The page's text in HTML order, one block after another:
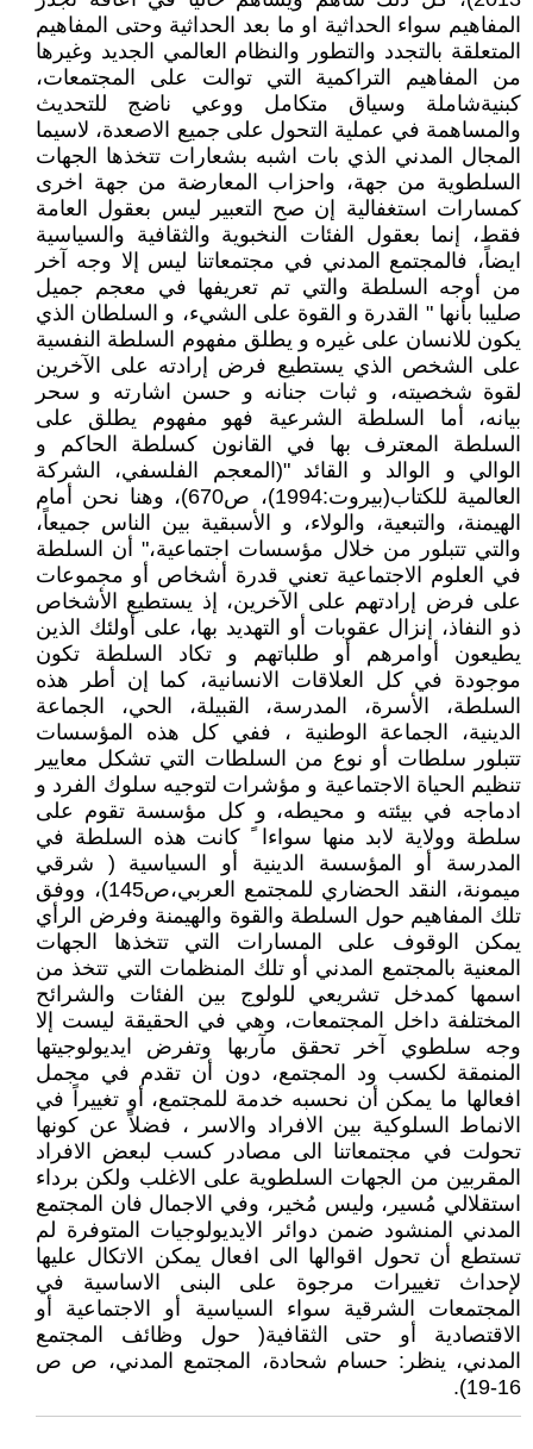
المفاهيم سواء الحداثية او ما بعد الحداثية وحتى المفاهيم
المتعلقة بالتجدد والتطور والنظام العالمي الجديد وغيرها
من المفاهيم التراكمية التي توالت على المجتمعات،
كبنيةشاملة وسياق متكامل ووعي ناضج للتحديث
والمساهمة في عملية التحول على جميع الاصعدة، لاسيما
المجال المدني الذي بات اشبه بشعارات تتخذها الجهات
السلطوية من جهة، واحزاب المعارضة من جهة اخرى
كمسارات استغفالية إن صح التعبير ليس بعقول العامة
فقط، إنما بعقول الفئات النخبوية والثقافية والسياسية
ايضاً، فالمجتمع المدني في مجتمعاتنا ليس إلا وجه آخر
من أوجه السلطة والتي تم تعريفها في معجم جميل
صليبا بأنها " القدرة و القوة على الشيء، و السلطان الذي
يكون للانسان على غيره و يطلق مفهوم السلطة النفسية
على الشخص الذي يستطيع فرض إرادته على الآخرين
لقوة شخصيته، و ثبات جنانه و حسن اشارته و سحر
بيانه، أما السلطة الشرعية فهو مفهوم يطلق على
السلطة المعترف بها في القانون كسلطة الحاكم و
الوالي و الوالد و القائد "(المعجم الفلسفي، الشركة
العالمية للكتاب(بيروت:1994)، ص670)، وهنا نحن أمام
الهيمنة، والتبعية، والولاء، و الأسبقية بين الناس جميعاً،
والتي تتبلور من خلال مؤسسات اجتماعية،" أن السلطة
في العلوم الاجتماعية تعني قدرة أشخاص أو مجموعات
على فرض إرادتهم على الآخرين، إذ يستطيع الأشخاص
ذو النفاذ، إنزال عقوبات أو التهديد بها، على أولئك الذين
يطيعون أوامرهم أو طلباتهم و تكاد السلطة تكون
موجودة في كل العلاقات الانسانية، كما إن أطر هذه
السلطة، الأسرة، المدرسة، القبيلة، الحي، الجماعة
الدينية، الجماعة الوطنية ، ففي كل هذه المؤسسات
تتبلور سلطات أو نوع من السلطات التي تشكل معايير
تنظيم الحياة الاجتماعية و مؤشرات لتوجيه سلوك الفرد و
ادماجه في بيئته و محيطه، و كل مؤسسة تقوم على
سلطة وولاية لابد منها سواءا ً كانت هذه السلطة في
المدرسة أو المؤسسة الدينية أو السياسية ( شرقي
ميمونة، النقد الحضاري للمجتمع العربي،ص145)، ووفق
تلك المفاهيم حول السلطة والقوة والهيمنة وفرض الرأي
يمكن الوقوف على المسارات التي تتخذها الجهات
المعنية بالمجتمع المدني أو تلك المنظمات التي تتخذ من
اسمها كمدخل تشريعي للولوج بين الفئات والشرائح
المختلفة داخل المجتمعات، وهي في الحقيقة ليست إلا
وجه سلطوي آخر تحقق مآربها وتفرض ايديولوجيتها
المنمقة لكسب ود المجتمع، دون أن تقدم في مجمل
افعالها ما يمكن أن نحسبه خدمة للمجتمع، أو تغييراً في
الانماط السلوكية بين الافراد والاسر ، فضلاً عن كونها
تحولت في مجتمعاتنا الى مصادر كسب لبعض الافراد
المقربين من الجهات السلطوية على الاغلب ولكن برداء
استقلالي مُسير، وليس مُخير، وفي الاجمال فان المجتمع
المدني المنشود ضمن دوائر الايديولوجيات المتوفرة لم
تستطع أن تحول اقوالها الى افعال يمكن الاتكال عليها
لإحداث تغييرات مرجوة على البنى الاساسية في
المجتمعات الشرقية سواء السياسية أو الاجتماعية أو
الاقتصادية أو حتى الثقافية( حول وظائف المجتمع
المدني، ينظر: حسام شحادة، المجتمع المدني، ص ص
16-19).